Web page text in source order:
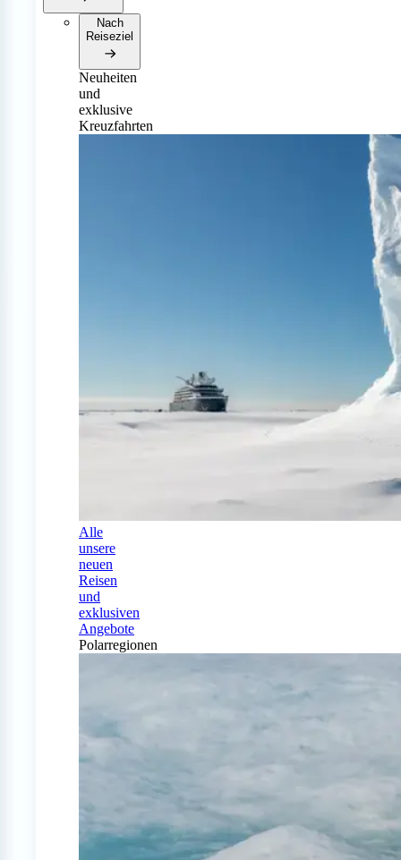
Nach
Reiseziel
Neuheiten
und
exklusive
Kreuzfahrten
Alle
unsere
neuen
Reisen
und
exklusiven
Angebote
Polarregionen